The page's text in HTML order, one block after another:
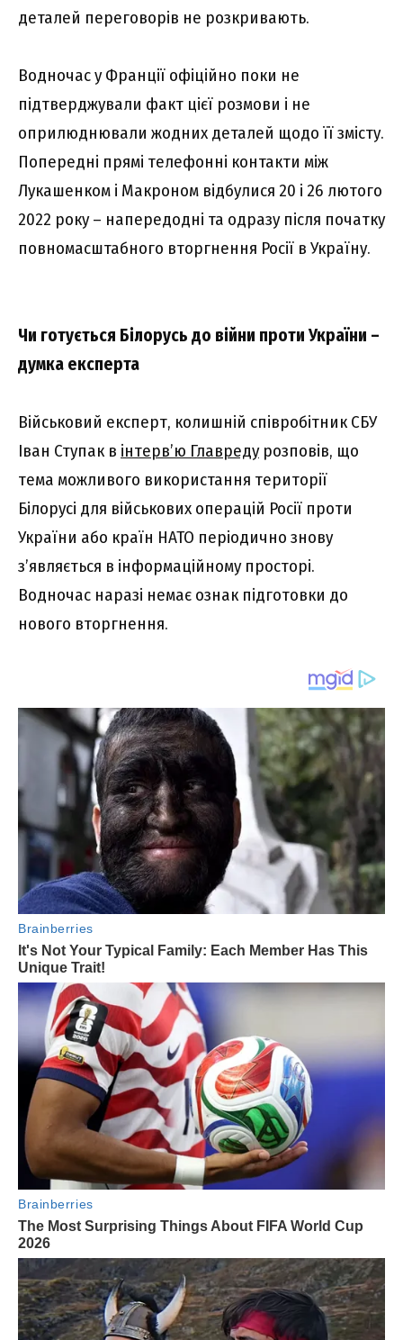
деталей переговорів не розкривають.
Водночас у Франції офіційно поки не
підтверджували факт цієї розмови і не
оприлюднювали жодних деталей щодо її змісту.
Попередні прямі телефонні контакти між
Лукашенком і Макроном відбулися 20 і 26 лютого
2022 року – напередодні та одразу після початку
повномасштабного вторгнення Росії в Україну.
Чи готується Білорусь до війни проти України –
думка експерта
Військовий експерт, колишній співробітник СБУ
Іван Ступак в інтерв’ю Главредурозповів, що
тема можливого використання території
Білорусі для військових операцій Росії проти
України або країн НАТО періодично знову
з’являється в інформаційному просторі.
Водночас наразі немає ознак підготовки до
нового вторгнення.